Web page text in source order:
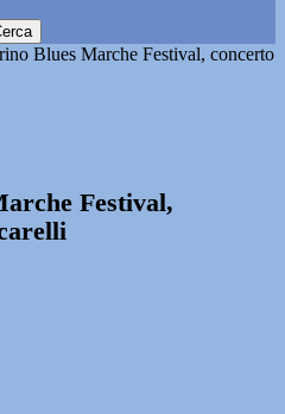
Blues Marche Festival, concerto
Festival,